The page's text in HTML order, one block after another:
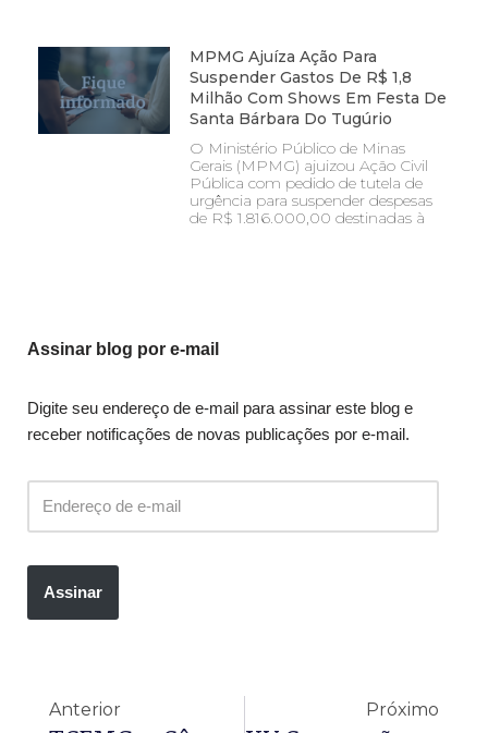
MPMG Ajuíza Ação Para
Suspender Gastos De R$ 1,8
Milhão Com Shows Em Festa De
Santa Bárbara Do Tugúrio
O Ministério Público de Minas
Gerais (MPMG) ajuizou Ação Civil
Pública com pedido de tutela de
urgência para suspender despesas
de R$ 1.816.000,00 destinadas à
Assinar blog por e-mail
Digite seu endereço de e-mail para assinar este blog e
receber notificações de novas publicações por e-mail.
Assinar
Anterior Próximo